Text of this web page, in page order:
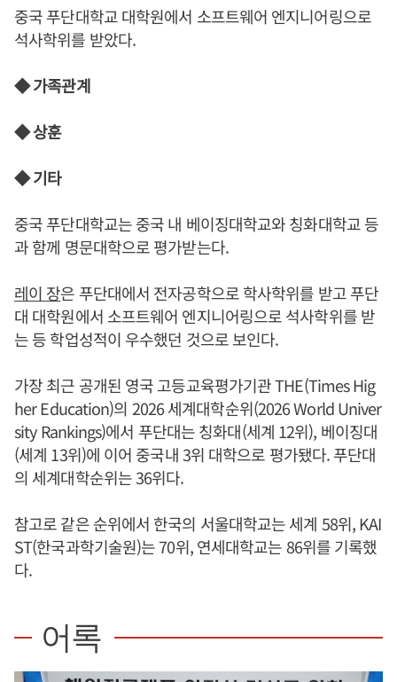
중국 푸단대학교 대학원에서 소프트웨어 엔지니어링으로
석사학위를 받았다.
◆ 가족관계
◆ 상훈
◆ 기타
중국 푸단대학교는 중국 내 베이징대학교와 칭화대학교 등
과 함께 명문대학으로 평가받는다.
레이 장은 푸단대에서 전자공학으로 학사학위를 받고 푸단
대 대학원에서 소프트웨어 엔지니어링으로 석사학위를 받
는 등 학업성적이 우수했던 것으로 보인다.
가장 최근 공개된 영국 고등교육평가기관 THE(Times Hig
her Education)의 2026 세계대학순위(2026 World Univer
sity Rankings)에서 푸단대는 칭화대(세계 12위), 베이징대
(세계 13위)에 이어 중국내 3위 대학으로 평가됐다. 푸단대
의 세계대학순위는 36위다.
참고로 같은 순위에서 한국의 서울대학교는 세계 58위, KAI
ST(한국과학기술원)는 70위, 연세대학교는 86위를 기록했
다.
어록